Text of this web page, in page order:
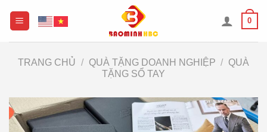
0
TRANG CHỦ / QUÀ TẶNG DOANH NGHIỆP / QUÀ
TẶNG SỔ TAY